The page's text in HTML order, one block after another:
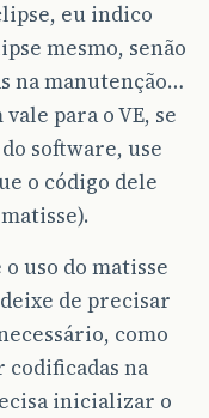
eu indico
mesmo, senão
na manutenção…
para o VE, se
software, use
o código dele
uso do matisse
de precisar
como
codificadas na
inicializar o